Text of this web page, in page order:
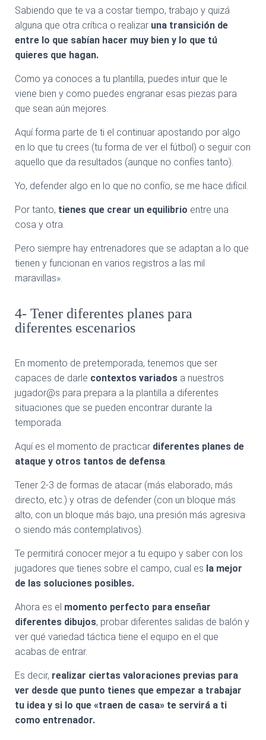
Sabiendo que te va a costar tiempo, trabajo y quizá
alguna que otra crítica o realizar una transición de
entre lo que sabían hacer muy bien y lo que tú
quieres que hagan.
Como ya conoces a tu plantilla, puedes intuir que le
viene bien y como puedes engranar esas piezas para
que sean aún mejores.
Aquí forma parte de ti el continuar apostando por algo
en lo que tu crees (tu forma de ver el fútbol) o seguir con
aquello que da resultados (aunque no confíes tanto).
Yo, defender algo en lo que no confío, se me hace difícil.
Por tanto, tienes que crear un equilibrio entre una
cosa y otra.
Pero siempre hay entrenadores que se adaptan a lo que
tienen y funcionan en varios registros a las mil
maravillas».
4- Tener diferentes planes para
diferentes escenarios
En momento de pretemporada, tenemos que ser
capaces de darle contextos variados a nuestros
jugador@s para prepara a la plantilla a diferentes
situaciones que se pueden encontrar durante la
temporada.
Aquí es el momento de practicar diferentes planes de
ataque y otros tantos de defensa.
Tener 2-3 de formas de atacar (más elaborado, más
directo, etc.) y otras de defender (con un bloque más
alto, con un bloque más bajo, una presión más agresiva
o siendo más contemplativos).
Te permitirá conocer mejor a tu equipo y saber con los
jugadores que tienes sobre el campo, cual es la mejor
de las soluciones posibles.
Ahora es el momento perfecto para enseñar
diferentes dibujos, probar diferentes salidas de balón y
ver qué variedad táctica tiene el equipo en el que
acabas de entrar.
Es decir, realizar ciertas valoraciones previas para
ver desde que punto tienes que empezar a trabajar
tu idea y si lo que «traen de casa» te servirá a ti
como entrenador.